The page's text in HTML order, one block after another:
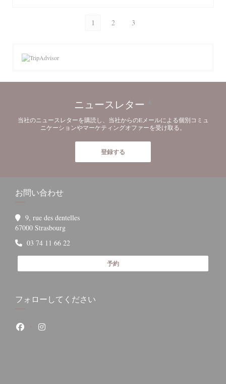
1 2 3
ニュースレター
当社のニュースレターを購読し、当社からのEメールによる個別コミュ
ニケーションやマーケティングオファーを受け取る。
登録する
お問い合わせ
9, rue des dentelles
67000 Strasbourg((新しいウィンドウで開きます))
03 74 11 66 22
予約
フォローしてください
Facebook ((新しいウィンドウで開きます))
Instagram ((新しいウィンドウで開きます))